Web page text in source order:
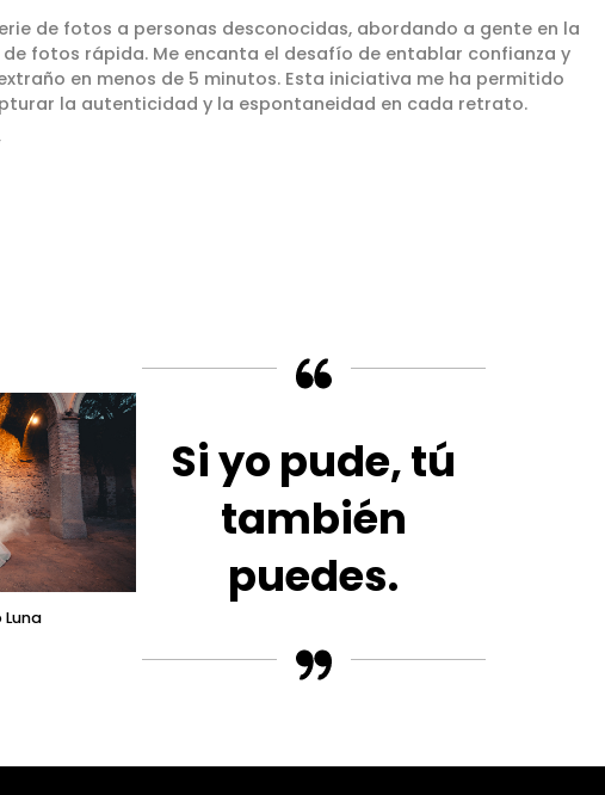
de fotos a personas desconocidas, abordando a gente en la
fotos rápida. Me encanta el desafío de entablar confianza y
en menos de 5 minutos. Esta iniciativa me ha permitido
la autenticidad y la espontaneidad en cada retrato.
Si yo pude, tú
también
puedes.